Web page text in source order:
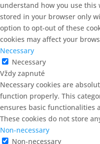
understand how you use this
stored in your browser only
option to opt-out of these
cookies may affect your
Necessary
Necessary
Vždy zapnuté
Necessary cookies are
function properly. This
ensures basic functionalities
These cookies do not store
Non-necessary
Non-necessary